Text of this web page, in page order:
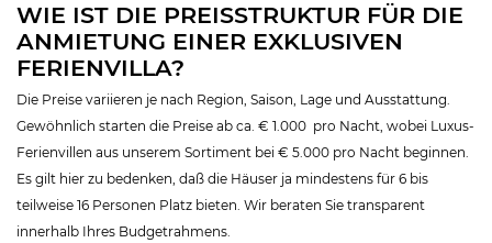
WIE IST DIE PREISSTRUKTUR FÜR DIE
ANMIETUNG EINER EXKLUSIVEN
FERIENVILLA?
Die Preise variieren je nach Region, Saison, Lage und Ausstattung.
Gewöhnlich starten die Preise ab ca. € 1.000 pro Nacht, wobei Luxus-
Ferienvillen aus unserem Sortiment bei € 5.000 pro Nacht beginnen.
Es gilt hier zu bedenken, daß die Häuser ja mindestens für 6 bis
teilweise 16 Personen Platz bieten. Wir beraten Sie transparent
innerhalb Ihres Budgetrahmens.